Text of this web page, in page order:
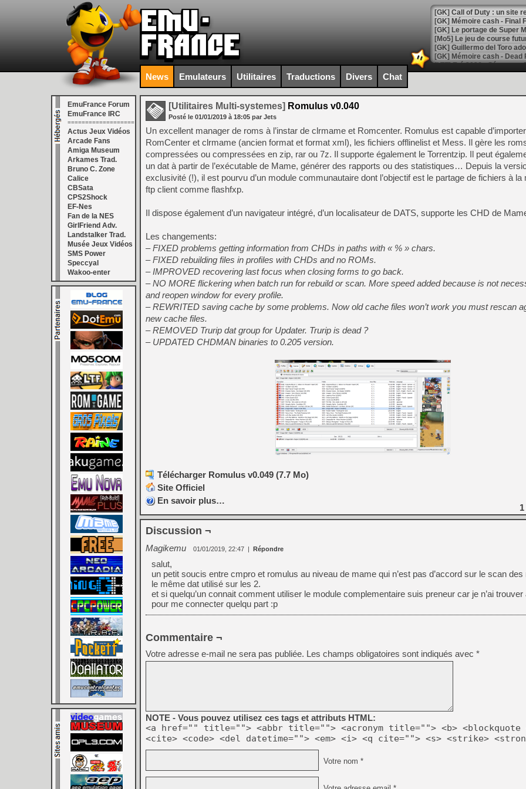
[GK] Le portage de Super
[Mo5] Le jeu de course
[GK] Guillermo del Toro
[LTF] Eté 2026 - Séquence
[GK] Mistfall Hunter :
[GK] Wo Long 2 évolue
[GK] Crossfire : un TPS à
[LS] [PS5] Premiers
[Mo5] DOOM arrive en
[GK] Bethesda fête les 30
[GK] Roblox : l'action en
[GK] Agenda - GeForce
[LS] [PS5] ps5-y2jb-
[GK] Pourquoi Marvel
[GK] GTA 6 : Rockstar
[GK] Hot Wheels Infinite
[GK] Mémoire cash -
[GK] Résultats Nintendo :
[GK] Déjà des
[Mo5] Brickboy cherche à
[GK] Minecraft et ses «
[GK] Beast of
[GK] Ubisoft : fin de partie
[GK] Mémoire cash -
[GK] Dan Houser (GTA)
[GK] Comment EA Sports
[GK] Crimson Moon : un
[GK] Isle of Reveries : le
[GK] Moonlighter 2 : The
News Emulateurs Utilitaires Traductions Divers Chat
EmuFrance Forum
EmuFrance IRC
===================
Actus Jeux Vidéos
Arcade Fans
Amiga Museum
Arkames Trad.
Bruno C. Zone
Calice
CBSata
CPS2Shock
EF-Nes
Fan de la NES
GirlFriend Adv.
Landstalker Trad.
Musée Jeux Vidéos
SMS Power
Speccyal
Wakoo-enter
[Utilitaires Multi-systemes] Romulus v0.040
Posté le 01/01/2019 à 18:05 par Jets
Un excellent manager de roms à l’instar de clrmame et Romcenter. Romulus est capable
RomCenter et clrmame (ancien format et format xml), les fichiers offlinelist et Mess. Il gère les
compressées ou compressées en zip, rar ou 7z. Il supporte également le Torrentzip. Il peut
un dat à partir de l’exécutable de Mame, générer des rapports ou des statistiques… Depuis la
exclusivité (!), il est pourvu d’un module communautaire dont l’objectif est le partage de fichiers à la
ftp client comme flashfxp.
Il dispose également d’un navigateur intégré, d’un localisateur de DATS, supporte les CHD de
Les changements:
– FIXED problems getting information from CHDs in paths with « % » chars.
– FIXED rebuilding files in profiles with CHDs and no ROMs.
– IMPROVED recovering last focus when closing forms to go back.
– NO MORE flickering when batch run for rebuild or scan. More speed added because is not
and reopen window for every profile.
– REWRITED saving cache by some problems. Now old cache files won’t work you must rescan
new cache files.
– REMOVED Trurip dat group for Updater. Trurip is dead ?
– UPDATED CHDMAN binaries to 0.205 version.
Télécharger Romulus v0.049 (7.7 Mo)
Site Officiel
En savoir plus…
1
Discussion ¬
Magikemu 01/01/2019, 22:47 | Répondre
salut,
un petit soucis entre cmpro et romulus au niveau de mame qui n’est pas d’accord sur le scan
le même dat utilisé sur les 2.
et si quelqu’un connait comment utiliser le module complementaire suis preneur car je n’ai trouver
pour me connecter quelqu part :p
Commentaire ¬
Votre adresse e-mail ne sera pas publiée. Les champs obligatoires sont indiqués avec *
NOTE - Vous pouvez utilisez ces tags et attributs HTML:
<a href="" title=""> <abbr title=""> <acronym title=""> <b> <blockquote
<cite> <code> <del datetime=""> <em> <i> <q cite=""> <s> <strike>
Votre nom *